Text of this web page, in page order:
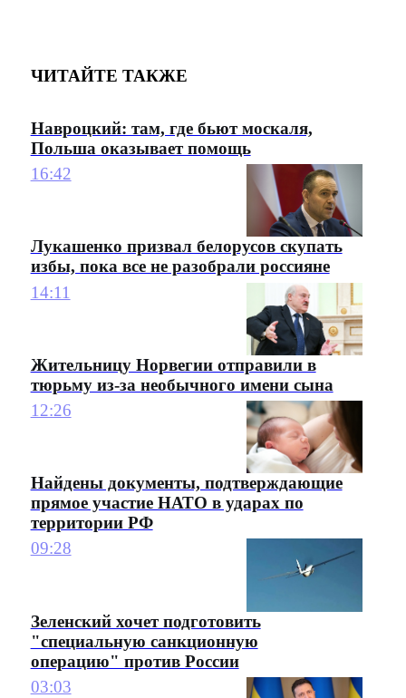
ЧИТАЙТЕ ТАКЖЕ
Навроцкий: там, где бьют москаля,
Польша оказывает помощь
16:42
Лукашенко призвал белорусов скупать
избы, пока все не разобрали россияне
14:11
Жительницу Норвегии отправили в
тюрьму из-за необычного имени сына
12:26
Найдены документы, подтверждающие
прямое участие НАТО в ударах по
территории РФ
09:28
Зеленский хочет подготовить
"специальную санкционную
операцию" против России
03:03